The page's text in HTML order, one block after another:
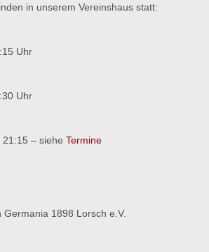
in unserem Vereinshaus statt:
Uhr
Uhr
– siehe Termine
1898 Lorsch e.V.